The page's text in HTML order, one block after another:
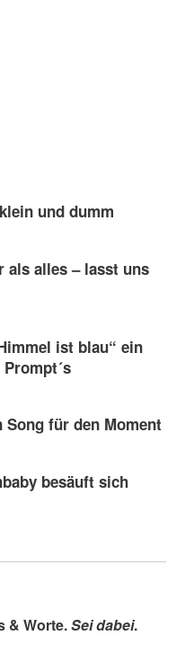
und dumm
als alles – lasst uns
ist blau“ ein
für den Moment
besäuft sich
& Worte.Sei dabei.